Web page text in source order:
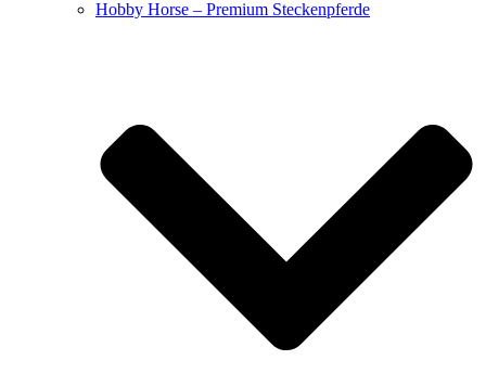
Hobby Horse – Premium Steckenpferde